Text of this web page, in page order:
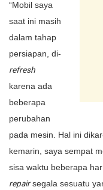
“Mobil saya
saat ini masih
dalam tahap
persiapan, di-
refresh
karena ada
beberapa
perubahan
pada mesin. Hal ini
kemarin, saya sempat
sisa waktu beberapa
repair segala sesuatu